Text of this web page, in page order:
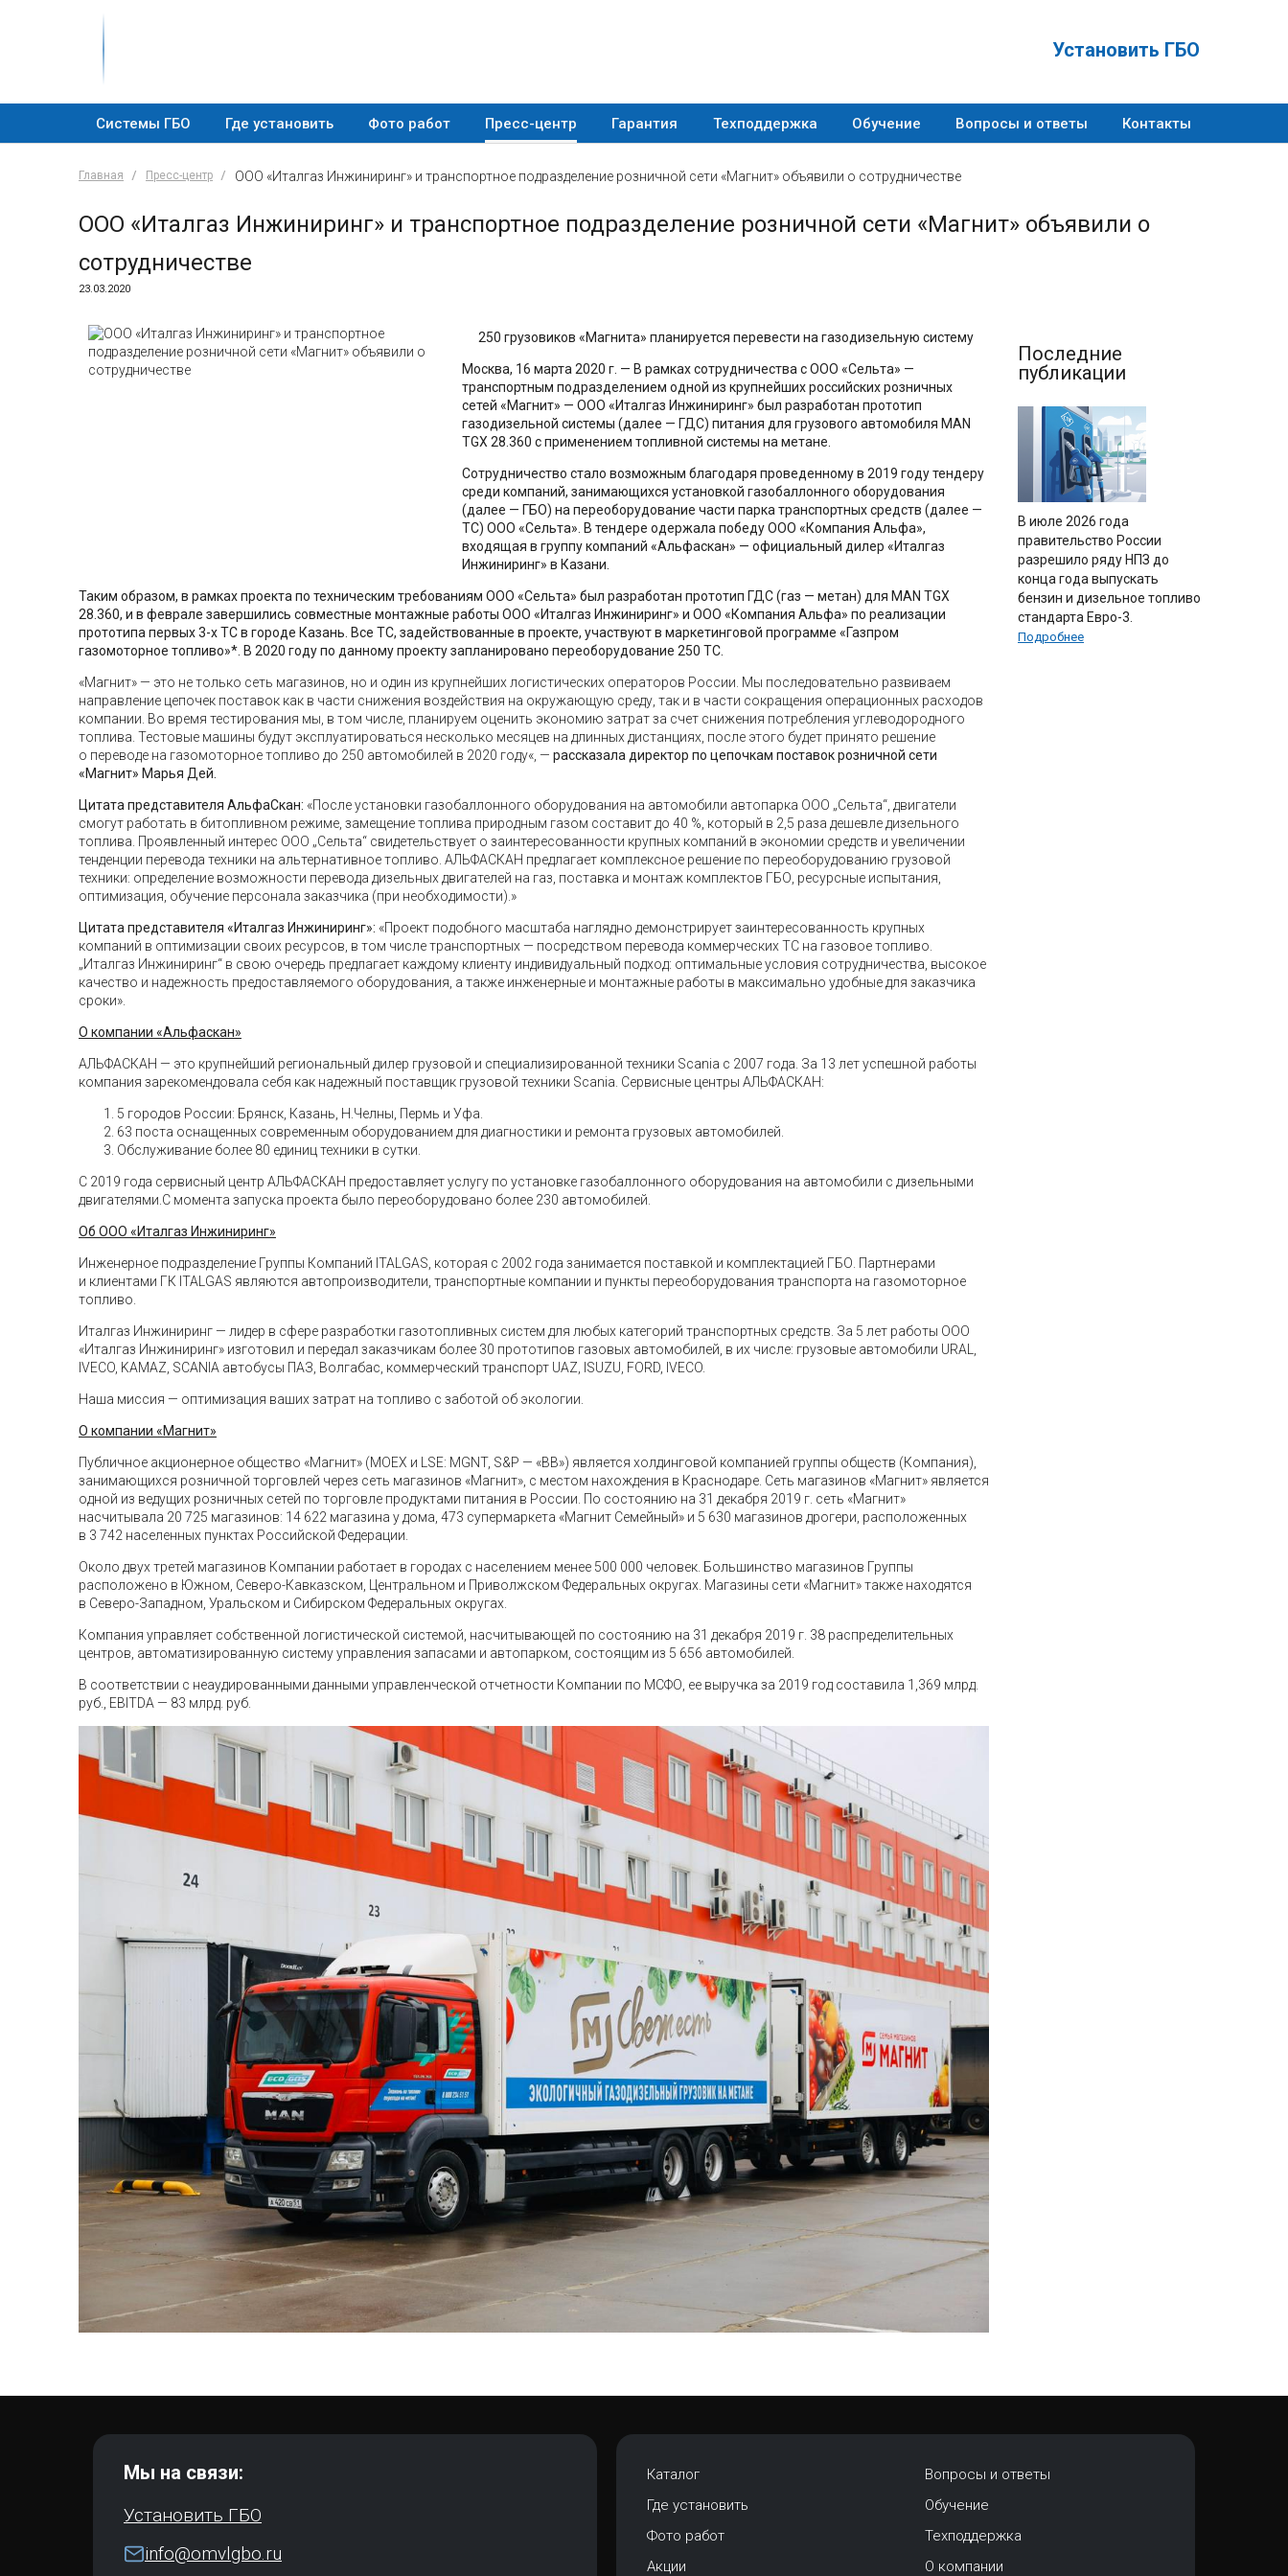
Установить ГБО
Системы ГБО Где установить Фото работ Пресс-центр Гарантия Техподдержка Обучение Вопросы и ответы Контакты
Главная Пресс-центр ООО «Италгаз Инжиниринг» и транспортное подразделение розничной сети «Магнит» объявили о сотрудничестве
ООО «Италгаз Инжиниринг» и транспортное подразделение розничной сети «Магнит» объявили о
сотрудничестве
23.03.2020
250 грузовиков «Магнита» планируется перевести на газодизельную систему
Москва, 16 марта 2020 г. — В рамках сотрудничества с ООО «Cельта» —
транспортным подразделением одной из крупнейших российских розничных
сетей «Магнит» — ООО «Италгаз Инжиниринг» был разработан прототип
газодизельной системы (далее — ГДС) питания для грузового автомобиля MAN
TGX 28.360 с применением топливной системы на метане.
Сотрудничество стало возможным благодаря проведенному в 2019 году тендеру
среди компаний, занимающихся установкой газобаллонного оборудования
(далее — ГБО) на переоборудование части парка транспортных средств (далее —
ТС) ООО «Cельта». В тендере одержала победу ООО «Компания Альфа»,
входящая в группу компаний «Альфаскан» — официальный дилер «Италгаз
Инжиниринг» в Казани.
Таким образом, в рамках проекта по техническим требованиям ООО «Сельта» был разработан прототип ГДС (газ — метан) для MAN TGX
28.360, и в феврале завершились совместные монтажные работы OOO «Италгаз Инжиниринг» и ООО «Компания Альфа» по реализации
прототипа первых 3-х ТС в городе Казань. Все ТС, задействованные в проекте, участвуют в маркетинговой программе «Газпром
газомоторное топливо»*. В 2020 году по данному проекту запланировано переоборудование 250 ТС.
«Магнит» — это не только сеть магазинов, но и один из крупнейших логистических операторов России. Мы последовательно развиваем
направление цепочек поставок как в части снижения воздействия на окружающую среду, так и в части сокращения операционных расходов
компании. Во время тестирования мы, в том числе, планируем оценить экономию затрат за счет снижения потребления углеводородного
топлива. Тестовые машины будут эксплуатироваться несколько месяцев на длинных дистанциях, после этого будет принято решение
о переводе на газомоторное топливо до 250 автомобилей в 2020 году«, — рассказала директор по цепочкам поставок розничной сети
«Магнит» Марья Дей.
Цитата представителя АльфаСкан: «После установки газобаллонного оборудования на автомобили автопарка ООО „Cельта“, двигатели
смогут работать в битопливном режиме, замещение топлива природным газом составит до 40 %, который в 2,5 раза дешевле дизельного
топлива. Проявленный интерес ООО „Cельта“ свидетельствует о заинтересованности крупных компаний в экономии средств и увеличении
тенденции перевода техники на альтернативное топливо. АЛЬФАСКАН предлагает комплексное решение по переоборудованию грузовой
техники: определение возможности перевода дизельных двигателей на газ, поставка и монтаж комплектов ГБО, ресурсные испытания,
оптимизация, обучение персонала заказчика (при необходимости).»
Цитата представителя «Италгаз Инжиниринг»: «Проект подобного масштаба наглядно демонстрирует заинтересованность крупных
компаний в оптимизации своих ресурсов, в том числе транспортных — посредством перевода коммерческих ТС на газовое топливо.
„Италгаз Инжиниринг“ в свою очередь предлагает каждому клиенту индивидуальный подход: оптимальные условия сотрудничества, высокое
качество и надежность предоставляемого оборудования, а также инженерные и монтажные работы в максимально удобные для заказчика
сроки».
О компании «Альфаскан»
АЛЬФАСКАН — это крупнейший региональный дилер грузовой и специализированной техники Scania с 2007 года. За 13 лет успешной работы
компания зарекомендовала себя как надежный поставщик грузовой техники Scania. Сервисные центры АЛЬФАСКАН:
5 городов России: Брянск, Казань, Н.Челны, Пермь и Уфа.
63 поста оснащенных современным оборудованием для диагностики и ремонта грузовых автомобилей.
Обслуживание более 80 единиц техники в сутки.
С 2019 года сервисный центр АЛЬФАСКАН предоставляет услугу по установке газобаллонного оборудования на автомобили с дизельными
двигателями.С момента запуска проекта было переоборудовано более 230 автомобилей.
Об ООО «Италгаз Инжиниринг»
Инженерное подразделение Группы Компаний ITALGAS, которая с 2002 года занимается поставкой и комплектацией ГБО. Партнерами
и клиентами ГК ITALGAS являются автопроизводители, транспортные компании и пункты переоборудования транспорта на газомоторное
топливо.
Италгаз Инжиниринг — лидер в сфере разработки газотопливных систем для любых категорий транспортных средств. За 5 лет работы ООО
«Италгаз Инжиниринг» изготовил и передал заказчикам более 30 прототипов газовых автомобилей, в их числе: грузовые автомобили URAL,
IVECO, KAMAZ, SCANIA автобусы ПАЗ, Волгабас, коммерческий транспорт UAZ, ISUZU, FORD, IVECO.
Наша миссия — оптимизация ваших затрат на топливо с заботой об экологии.
О компании «Магнит»
Публичное акционерное общество «Магнит» (MOEX и LSE: MGNT, S&P — «BB») является холдинговой компанией группы обществ (Компания),
занимающихся розничной торговлей через сеть магазинов «Магнит», с местом нахождения в Краснодаре. Сеть магазинов «Магнит» является
одной из ведущих розничных сетей по торговле продуктами питания в России. По состоянию на 31 декабря 2019 г. сеть «Магнит»
насчитывала 20 725 магазинов: 14 622 магазина у дома, 473 супермаркета «Магнит Семейный» и 5 630 магазинов дрогери, расположенных
в 3 742 населенных пунктах Российской Федерации.
Около двух третей магазинов Компании работает в городах с населением менее 500 000 человек. Большинство магазинов Группы
расположено в Южном, Северо-Кавказском, Центральном и Приволжском Федеральных округах. Магазины сети «Магнит» также находятся
в Северо-Западном, Уральском и Сибирском Федеральных округах.
Компания управляет собственной логистической системой, насчитывающей по состоянию на 31 декабря 2019 г. 38 распределительных
центров, автоматизированную систему управления запасами и автопарком, состоящим из 5 656 автомобилей.
В соответствии с неаудированными данными управленческой отчетности Компании по МСФО, ее выручка за 2019 год составила 1,369 млрд.
руб., EBITDA — 83 млрд. руб.
Последние
публикации
В июле 2026 года
правительство России
разрешило ряду НПЗ до
конца года выпускать
бензин и дизельное топливо
стандарта Евро-3.
Подробнее
Мы на связи:
Установить ГБО
info@omvlgbo.ru
Каталог
Где установить
Фото работ
Акции
Вопросы и ответы
Обучение
Техподдержка
О компании